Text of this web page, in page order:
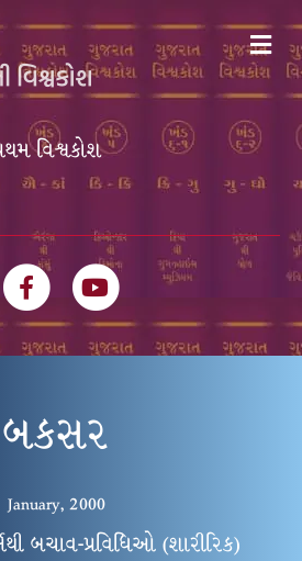
વિશ્વકોશ
FacebookYoutube
બકસર
January, 2000
બચાવ-પ્રવિધિઓ (શારીરિક)